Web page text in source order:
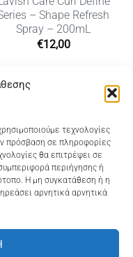
τεχνολογίες
πρόσβαση σε πληροφορίες
θα επιτρέψει σε
περιήγησης ή
Η μη συγκατάθεση ή η
αρνητικά αρνητικά
– Shape Refresh
Spray – 200mL
€12,00
33, τηλ 28210
5, τηλ 28210 94712